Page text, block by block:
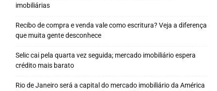
imobiliárias
Recibo de compra e venda vale como escritura? Veja a diferença
que muita gente desconhece
Selic cai pela quarta vez seguida; mercado imobiliário espera
crédito mais barato
Rio de Janeiro será a capital do mercado imobiliário da América